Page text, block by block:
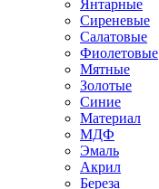
Янтарные
Сиреневые
Салатовые
Фиолетовые
Мятные
Золотые
Синие
Материал
МДФ
Эмаль
Акрил
Береза